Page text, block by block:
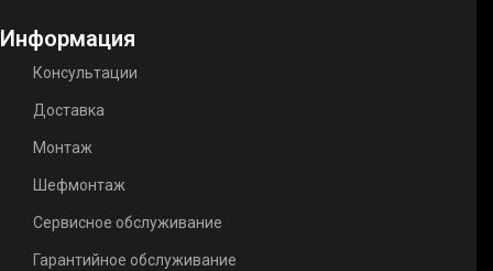
Информация
Консультации
Доставка
Монтаж
Шефмонтаж
Сервисное обслуживание
Гарантийное обслуживание